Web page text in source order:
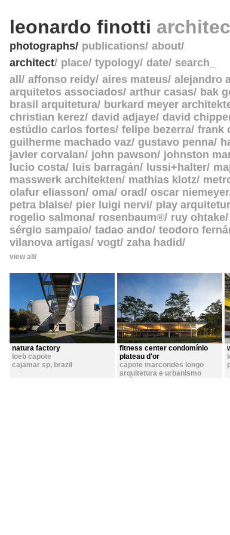
leonardo finotti
photographs publications about
architect place typology date search_
all
affonso reidy aires mateus alejandro
arquitetos associados arthur casas bak
brasil arquitetura
burkard meyer
christian kerez david adjaye david
estúdio carlos fortes felipe bezerra frank
guilherme machado vaz gustavo penna
javier corvalan
john pawson johnston
lucio costa
luis barragán lussi+halter
masswerk architekten
mathias klotz
olafur eliasson oma orad oscar niemeyer
petra blaise pier luigi nervi play
rogelio salmona rosenbaum® ruy ohtake
sérgio sampaio tadao ando teodoro
vilanova artigas vogt zaha hadid
view all
natura factory
loeb capote
cajamar sp, brazil
fitness center condomínio
plateau d'or
capote marcondes longo
arquitetura e urbanismo